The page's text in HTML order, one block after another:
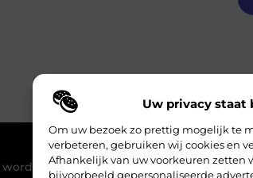
Uw privacy staat
Om uw bezoek zo prettig mogelijk te
verbeteren, gebruiken wij cookies en
Afhankelijk van uw voorkeuren zetten
bijvoorbeeld gepersonaliseerde
Contact Website index